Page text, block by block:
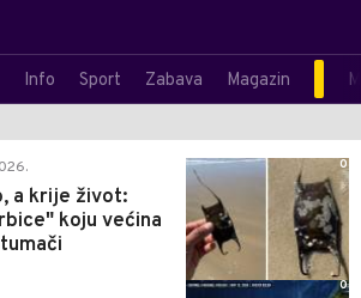
Info Sport Zabava Magazin
a krije život:
koju većina
0
0